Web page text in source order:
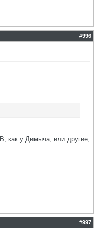
#996
как у Димыча, или другие,
#997